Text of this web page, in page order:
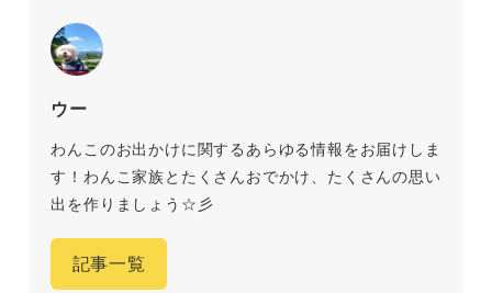
ウー
わんこのお出かけに関するあらゆる情報をお届けしま
す！わんこ家族とたくさんおでかけ、たくさんの思い
出を作りましょう☆彡
記事一覧